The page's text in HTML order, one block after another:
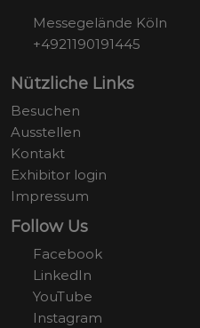
Messegelände Köln
+4921190191445
Nützliche Links
Besuchen
Ausstellen
Kontakt
Exhibitor login
Impressum
Follow Us
Facebook
LinkedIn
YouTube
Instagram